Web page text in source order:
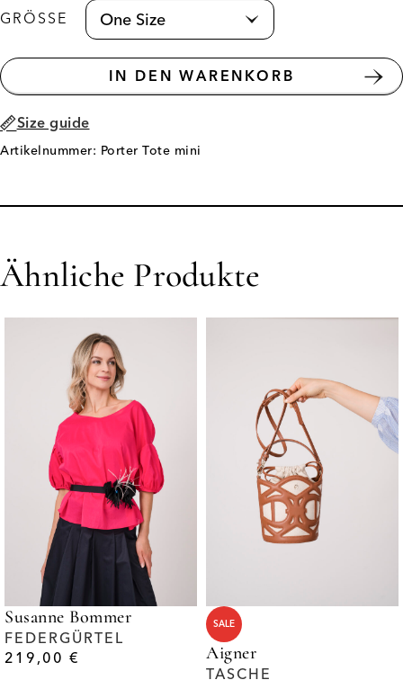
GRÖSSE
IN DEN WARENKORB
Size guide
Artikelnummer: Porter Tote mini
Ähnliche Produkte
Susanne Bommer
FEDERGÜRTEL
219,00 €
SALE
Aigner
TASCHE